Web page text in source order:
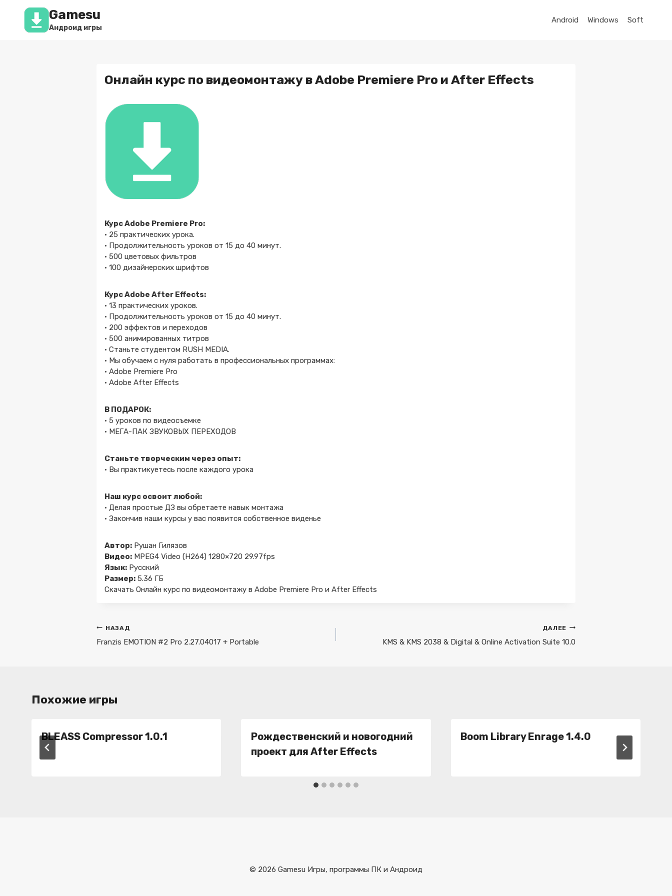
Перейти
содержимому
Gamesu
Андроид игры
Android Windows Soft
Онлайн курс по видеомонтажу в Adobe Premiere Pro и After Effects
Курс Adobe Premiere Pro:
• 25 практических урока.
• Продолжительность уроков от 15 до 40 минут.
• 500 цветовых фильтров
• 100 дизайнерских шрифтов
Курс Adobe After Effects:
• 13 практических уроков.
• Продолжительность уроков от 15 до 40 минут.
• 200 эффектов и переходов
• 500 анимированных титров
• Станьте студентом RUSH MEDIA.
• Мы обучаем с нуля работать в профессиональных программах:
• Adobe Premiere Pro
• Adobe After Effects
В ПОДАРОК:
• 5 уроков по видеосъемке
• МЕГА-ПАК ЗВУКОВЫХ ПЕРЕХОДОВ
Станьте творческим через опыт:
• Вы практикуетесь после каждого урока
Наш курс освоит любой:
• Делая простые ДЗ вы обретаете навык монтажа
• Закончив наши курсы у вас появится собственное виденье
Автор: Рушан Гилязов
Видео: MPEG4 Video (H264) 1280×720 29.97fps
Язык: Русский
Размер: 5.36 ГБ
Скачать Онлайн курс по видеомонтажу в Adobe Premiere Pro и After Effects
Навигация
по
НАЗАД
Franzis EMOTION #2 Pro 2.27.04017 + Portable
ДАЛЕЕ
KMS & KMS 2038 & Digital & Online Activation Suite 10.0
Похожие игры
BLEASS Compressor 1.0.1
Рождественский и новогодний
проект для After Effects
Boom Library Enrage 1.4.0
© 2026 Gamesu Игры, программы ПК и Андроид